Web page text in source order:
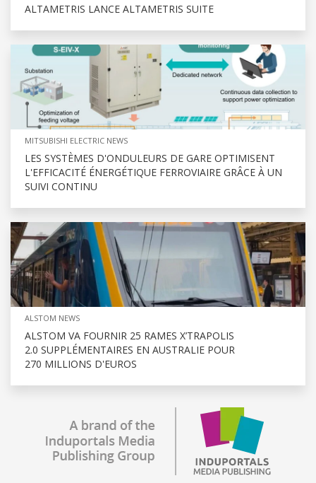
ALTAMETRIS LANCE ALTAMETRIS SUITE
MITSUBISHI ELECTRIC NEWS
LES SYSTÈMES D'ONDULEURS DE GARE OPTIMISENT
L'EFFICACITÉ ÉNERGÉTIQUE FERROVIAIRE GRÂCE À UN
SUIVI CONTINU
ALSTOM NEWS
ALSTOM VA FOURNIR 25 RAMES X’TRAPOLIS
2.0 SUPPLÉMENTAIRES EN AUSTRALIE POUR
270 MILLIONS D'EUROS